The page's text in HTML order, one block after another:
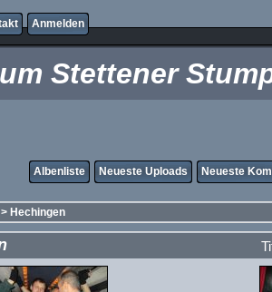
Anmelden
Stettener
Albenliste Neueste Uploads Neueste
> Hechingen